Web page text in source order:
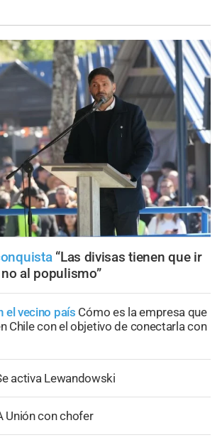
“Las divisas tienen que ir
al populismo”
el vecino país Cómo es la empresa que
Chile con el objetivo de conectarla con
activa Lewandowski
Unión con chofer